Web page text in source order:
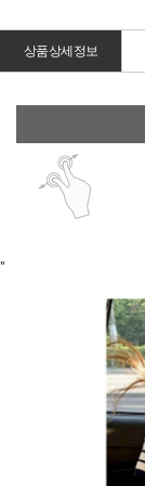
상품상세정보
"